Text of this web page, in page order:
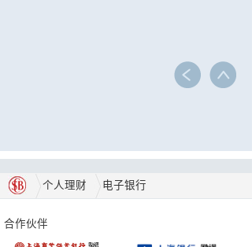
个人理财 电子银行
合作伙伴